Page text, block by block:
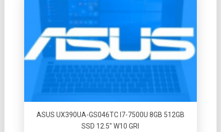
ASUS UX390UA-GS046TC I7-7500U 8GB 512GB
SSD 12.5″ W10 GRI